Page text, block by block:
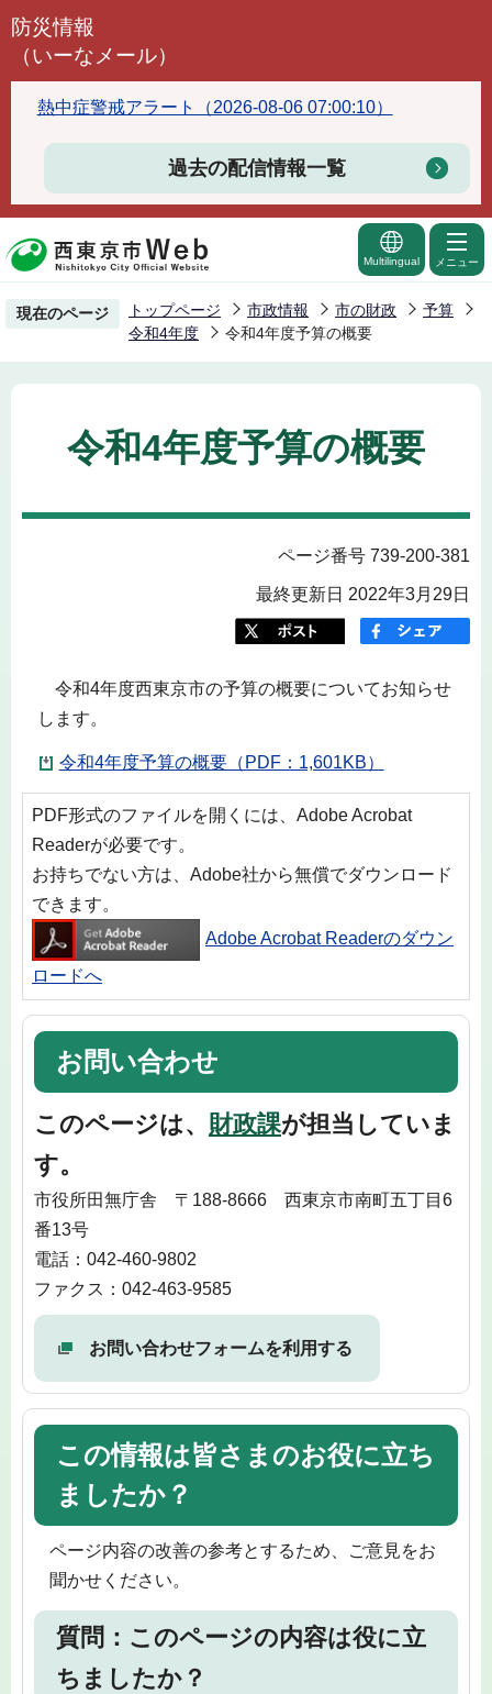
こ
頭
で
防災情報
（いーなメール）
熱中症警戒アラート（2026-08-06 07:00:10）
過去の配信情報一覧
Multilingual メニュー
現在のページ トップページ 市政情報 市の財政
予算
令和4年度
令和4年度予算の概要
令和4年度予算の概要
ページ番号 739-200-381
最終更新日 2022年3月29日
令和4年度西東京市の予算の概要についてお知らせ
します。
令和4年度予算の概要（PDF：1,601KB）
PDF形式のファイルを開くには、Adobe Acrobat
Readerが必要です。
お持ちでない方は、Adobe社から無償でダウンロード
できます。
Adobe Acrobat Readerのダウン
ロードへ
お問い合わせ
このページは、 財政課が担当していま
す。
市役所田無庁舎 〒188-8666 西東京市南町五丁目6
番13号
電話：042-460-9802
ファクス：042-463-9585
お問い合わせフォームを利用する
この情報は皆さまのお役に立ち
ましたか？
ページ内容の改善の参考とするため、ご意見をお
聞かせください。
質問：このページの内容は役に立
ちましたか？